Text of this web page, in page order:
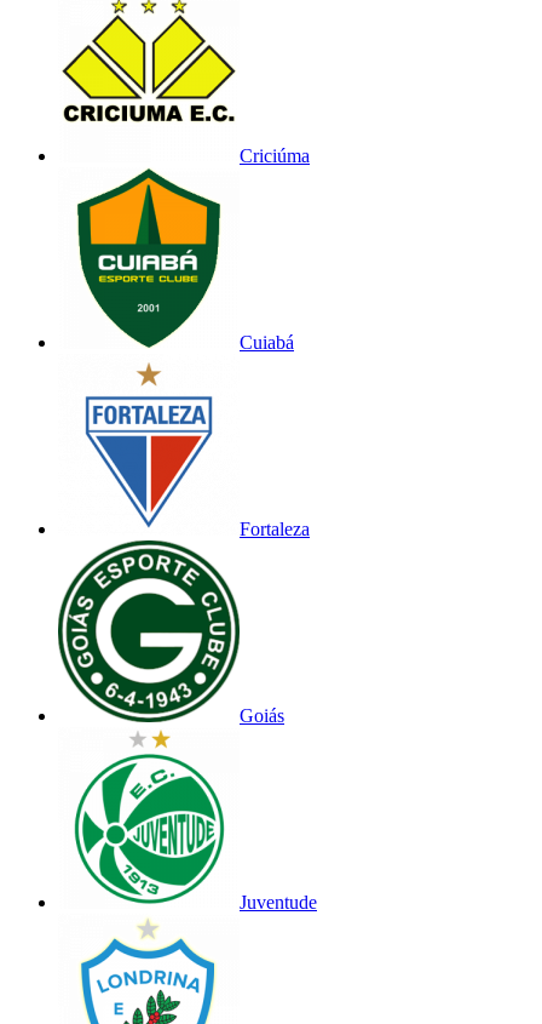
Criciúma
Cuiabá
Fortaleza
Goiás
Juventude